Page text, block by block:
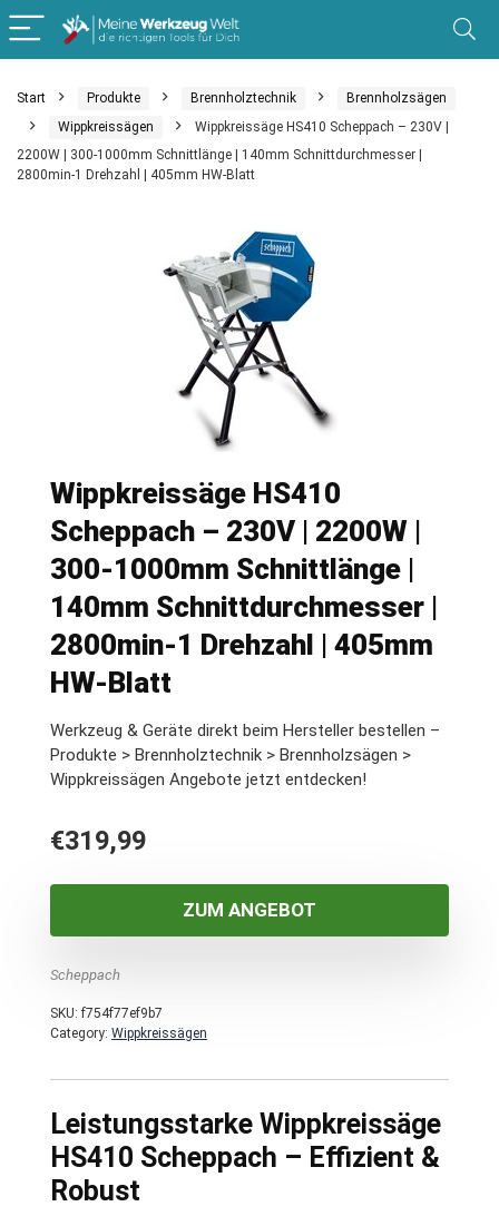
Start Produkte Brennholztechnik
Brennholzsägen
Wippkreissägen
Wippkreissäge HS410 Scheppach – 230V |
2200W | 300-1000mm Schnittlänge | 140mm Schnittdurchmesser |
2800min-1 Drehzahl | 405mm HW-Blatt
Wippkreissäge HS410
Scheppach – 230V | 2200W |
300-1000mm Schnittlänge |
140mm Schnittdurchmesser |
2800min-1 Drehzahl | 405mm
HW-Blatt
Werkzeug & Geräte direkt beim Hersteller bestellen –
Produkte > Brennholztechnik > Brennholzsägen >
Wippkreissägen Angebote jetzt entdecken!
€319,99
ZUM ANGEBOT
Scheppach
SKU:f754f77ef9b7
Category: Wippkreissägen
Leistungsstarke Wippkreissäge
HS410 Scheppach – Effizient &
Robust